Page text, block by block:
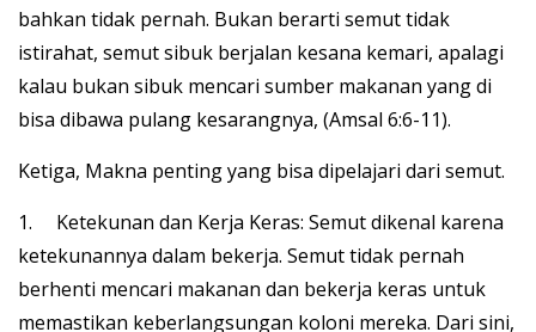
bahkan tidak pernah. Bukan berarti semut tidak
istirahat, semut sibuk berjalan kesana kemari, apalagi
kalau bukan sibuk mencari sumber makanan yang di
bisa dibawa pulang kesarangnya, (Amsal 6:6-11).
Ketiga, Makna penting yang bisa dipelajari dari semut.
1. Ketekunan dan Kerja Keras: Semut dikenal karena
ketekunannya dalam bekerja. Semut tidak pernah
berhenti mencari makanan dan bekerja keras untuk
memastikan keberlangsungan koloni mereka. Dari sini,